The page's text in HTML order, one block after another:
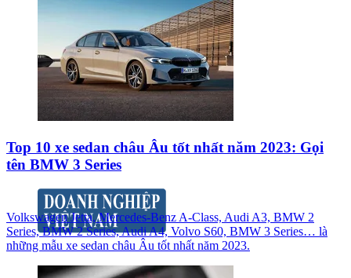
Top 10 xe sedan châu Âu tốt nhất năm 2023: Gọi
tên BMW 3 Series
Volkswagen Jetta, Mercedes-Benz A-Class, Audi A3, BMW 2
Series, BMW 2 Series, Audi A4, Volvo S60, BMW 3 Series… là
những mẫu xe sedan châu Âu tốt nhất năm 2023.